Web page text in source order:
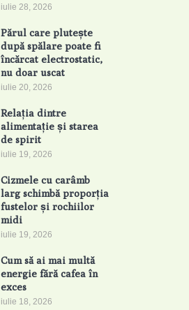
iulie 28, 2026
Părul care plutește
după spălare poate fi
încărcat electrostatic,
nu doar uscat
iulie 20, 2026
Relația dintre
alimentație și starea
de spirit
iulie 19, 2026
Cizmele cu carâmb
larg schimbă proporția
fustelor și rochiilor
midi
iulie 19, 2026
Cum să ai mai multă
energie fără cafea în
exces
iulie 18, 2026